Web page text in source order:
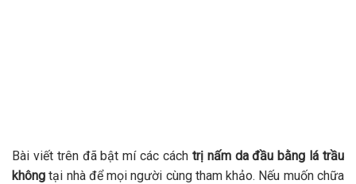
Bài viết trên đã bật mí các cách trị nấm da đầu bằng lá trầu
không tại nhà để mọi người cùng tham khảo. Nếu muốn chữa